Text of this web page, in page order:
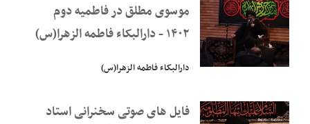
موسوی مطلق در فاطمیه دوم
۱۴۰۲ - دارالبکاء فاطمه الزهرا(س)
دارالبکاء فاطمه الزهرا(س)
فایل های صوتی سخنرانی استاد